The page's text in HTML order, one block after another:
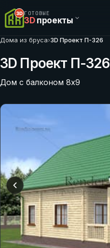
ГОТОВЫЕ
3Dпроекты
Дома из бруса›3D Проект П-326
3D Проект П-326
Дом с балконом 8х9